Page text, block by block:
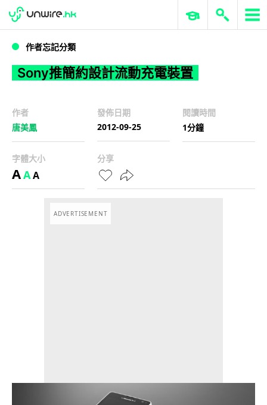
Sony推簡約設計流動充電裝置
WWDC 2026 ERP 與商業 AI
作者忘記分類
Sony推簡約設計流動充電裝置
作者
唐美鳳
發佈日期
2012-09-25
閱讀時間
1分鐘
字體大小
AAA
分享
ADVERTISEMENT